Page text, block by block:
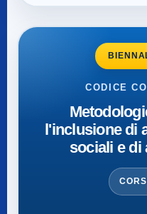
CODICE
l'inclusione di
sociali e di